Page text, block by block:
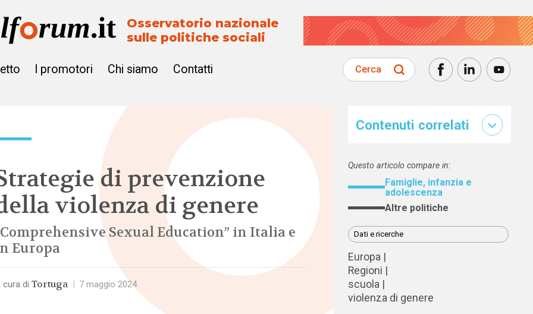
Osservatorio nazionale
sulle politiche sociali
I promotori Chi siamo Contatti Cerca
di prevenzione
violenza di genere
Sexual Education” in Italia e
Europa
cura di Tortuga 7 maggio 2024
Contenuti correlati
Questo articolo compare in:
Famiglie, infanzia e
adolescenza
Altre politiche
Dati e ricerche
Europa
Regioni
scuola
violenza di genere